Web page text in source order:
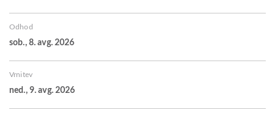
Odhod
sob., 8. avg. 2026
Vrnitev
ned., 9. avg. 2026